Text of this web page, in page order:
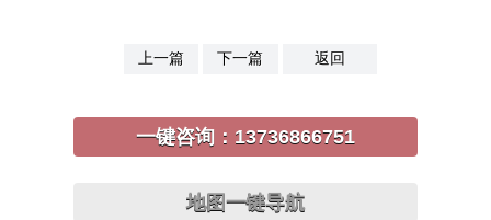
上一篇 下一篇 返回
一键咨询： 13736866751
地图一键导航